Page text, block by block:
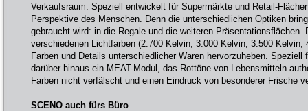
Verkaufsraum. Speziell entwickelt für Supermärkte und Retail-
Perspektive des Menschen. Denn die unterschiedlichen Optiken
gebraucht wird: in die Regale und die weiteren Präsentationsflächen.
verschiedenen Lichtfarben (2.700 Kelvin, 3.000 Kelvin, 3.500 Kelvin,
Farben und Details unterschiedlicher Waren hervorzuheben.
darüber hinaus ein MEAT-Modul, das Rottöne von Lebensmitteln
Farben nicht verfälscht und einen Eindruck von besonderer Frische
SCENO auch fürs Büro